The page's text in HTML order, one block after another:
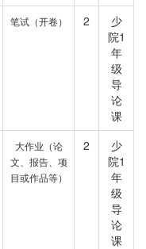
笔试（开卷） 2
少
院1
年
级
导
论
课
大作业（论
文、报告、项
目或作品等）
2
少
院1
年
级
导
论
课